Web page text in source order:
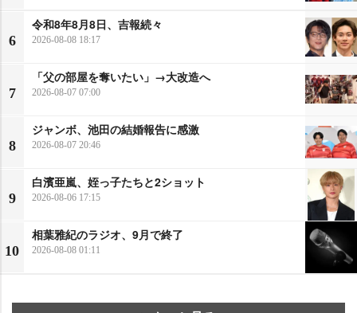
6
令和8年8月8日、吉報続々
2026-08-08 18:17
7
「父の部屋を奪いたい」→大改造へ
2026-08-07 07:00
8
ジャンボ、池田の結婚報告に感激
2026-08-07 20:46
9
白濱亜嵐、姪っ子たちと2ショット
2026-08-06 17:15
10
相葉雅紀のラジオ、9月で終了
2026-08-08 01:11